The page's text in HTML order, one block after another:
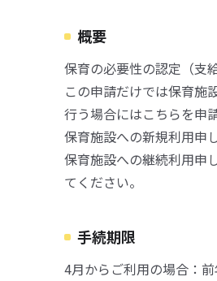
概要
保育の必要性の認定（支
この申請だけでは保育施
行う場合にはこちらを申
保育施設への新規利用申
保育施設への継続利用申
てください。
手続期限
4月からご利用の場合：